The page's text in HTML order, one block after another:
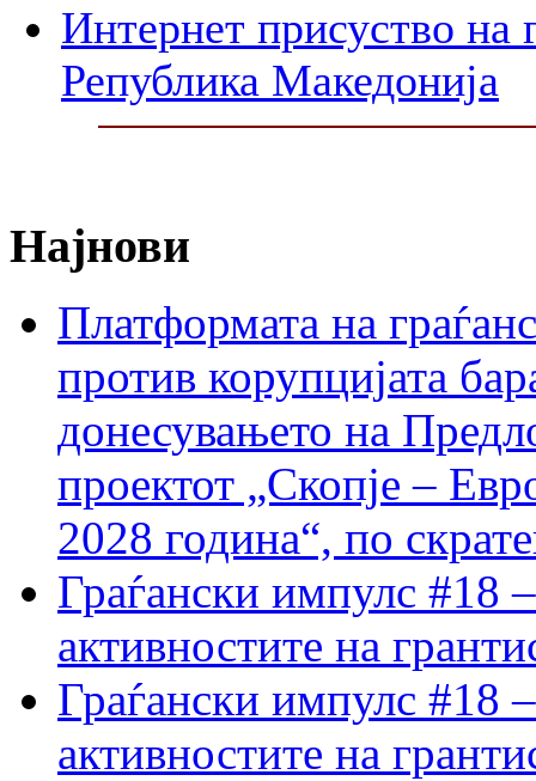
Интернет присуство на
Република Македонија
Најнови
Платформата на
против корупцијата
донесувањето на
проектот „Скопје –
2028 година“, по
Граѓански импулс #18
активностите на
Граѓански импулс #18
активностите на